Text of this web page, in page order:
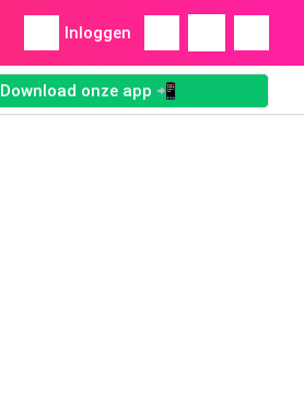
Inloggen
Download onze app 📲